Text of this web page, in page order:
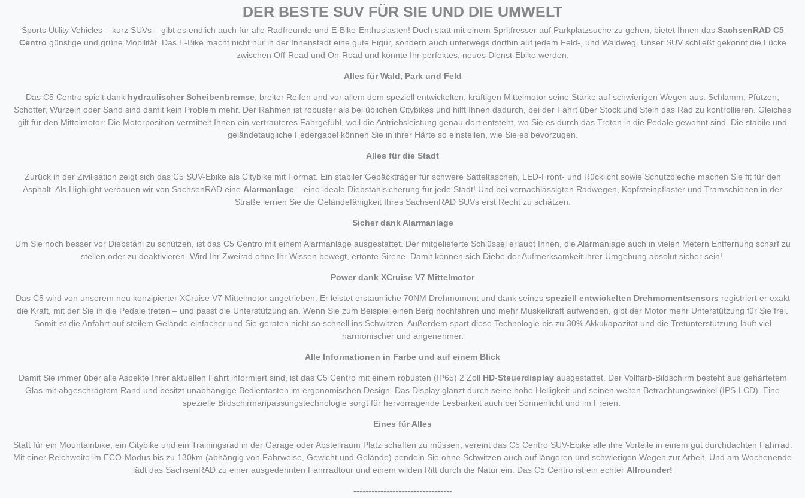
DER BESTE SUV FÜR SIE UND DIE UMWELT
Sports Utility Vehicles – kurz SUVs – gibt es endlich auch für alle Radfreunde und E-Bike-Enthusiasten! Doch statt mit einem Spritfresser auf Parkplatzsuche zu gehen, bietet Ihnen das SachsenRAD C5
Centro günstige und grüne Mobilität. Das E-Bike macht nicht nur in der Innenstadt eine gute Figur, sondern auch unterwegs dorthin auf jedem Feld-, und Waldweg. Unser SUV schließt gekonnt die Lücke
zwischen Off-Road und On-Road und könnte Ihr perfektes, neues Dienst-Ebike werden.
Alles für Wald, Park und Feld
Das C5 Centro spielt dank hydraulischer Scheibenbremse , breiter Reifen und vor allem dem speziell entwickelten, kräftigen Mittelmotor seine Stärke auf schwierigen Wegen aus. Schlamm, Pfützen,
Schotter, Wurzeln oder Sand sind damit kein Problem mehr. Der Rahmen ist robuster als bei üblichen Citybikes und hilft Ihnen dadurch, bei der Fahrt über Stock und Stein das Rad zu kontrollieren. Gleiches
gilt für den Mittelmotor: Die Motorposition vermittelt Ihnen ein vertrauteres Fahrgefühl, weil die Antriebsleistung genau dort entsteht, wo Sie es durch das Treten in die Pedale gewohnt sind. Die stabile und
geländetaugliche Federgabel können Sie in ihrer Härte so einstellen, wie Sie es bevorzugen.
Alles für die Stadt
Zurück in der Zivilisation zeigt sich das C5 SUV-Ebike als Citybike mit Format. Ein stabiler Gepäckträger für schwere Satteltaschen, LED-Front- und Rücklicht sowie Schutzbleche machen Sie fit für den
Asphalt. Als Highlight verbauen wir von SachsenRAD eine Alarmanlage – eine ideale Diebstahlsicherung für jede Stadt! Und bei vernachlässigten Radwegen, Kopfsteinpflaster und Tramschienen in der
Straße lernen Sie die Geländefähigkeit Ihres SachsenRAD SUVs erst Recht zu schätzen.
Sicher dank Alarmanlage
Um Sie noch besser vor Diebstahl zu schützen, ist das C5 Centro mit einem Alarmanlage ausgestattet. Der mitgelieferte Schlüssel erlaubt Ihnen, die Alarmanlage auch in vielen Metern Entfernung scharf zu
stellen oder zu deaktivieren. Wird Ihr Zweirad ohne Ihr Wissen bewegt, ertönte Sirene. Damit können sich Diebe der Aufmerksamkeit ihrer Umgebung absolut sicher sein!
Power dank XCruise V7 Mittelmotor
Das C5 wird von unserem neu konzipierter XCruise V7 Mittelmotor angetrieben. Er leistet erstaunliche 70NM Drehmoment und dank seines speziell entwickelten Drehmomentsensors registriert er exakt
die Kraft, mit der Sie in die Pedale treten – und passt die Unterstützung an. Wenn Sie zum Beispiel einen Berg hochfahren und mehr Muskelkraft aufwenden, gibt der Motor mehr Unterstützung für Sie frei.
Somit ist die Anfahrt auf steilem Gelände einfacher und Sie geraten nicht so schnell ins Schwitzen. Außerdem spart diese Technologie bis zu 30% Akkukapazität und die Tretunterstützung läuft viel
harmonischer und angenehmer.
Alle Informationen in Farbe und auf einem Blick
Damit Sie immer über alle Aspekte Ihrer aktuellen Fahrt informiert sind, ist das C5 Centro mit einem robusten (IP65) 2 Zoll HD-Steuerdisplay ausgestattet. Der Vollfarb-Bildschirm besteht aus gehärtetem
Glas mit abgeschrägtem Rand und besitzt unabhängige Bedientasten im ergonomischen Design. Das Display glänzt durch seine hohe Helligkeit und seinen weiten Betrachtungswinkel (IPS-LCD). Eine
spezielle Bildschirmanpassungstechnologie sorgt für hervorragende Lesbarkeit auch bei Sonnenlicht und im Freien.
Eines für Alles
Statt für ein Mountainbike, ein Citybike und ein Trainingsrad in der Garage oder Abstellraum Platz schaffen zu müssen, vereint das C5 Centro SUV-Ebike alle ihre Vorteile in einem gut durchdachten Fahrrad.
Mit einer Reichweite im ECO-Modus bis zu 130km (abhängig von Fahrweise, Gewicht und Gelände) pendeln Sie ohne Schwitzen auch auf längeren und schwierigen Wegen zur Arbeit. Und am Wochenende
lädt das SachsenRAD zu einer ausgedehnten Fahrradtour und einem wilden Ritt durch die Natur ein. Das C5 Centro ist ein echter Allrounder!
---------------------------------